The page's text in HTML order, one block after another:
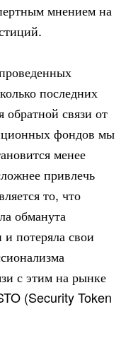
мнением на
последних
обратной связи от
фондов мы
менее
привлечь
то, что
обманута
потеряла свои
с этим на рынке
(Security Token